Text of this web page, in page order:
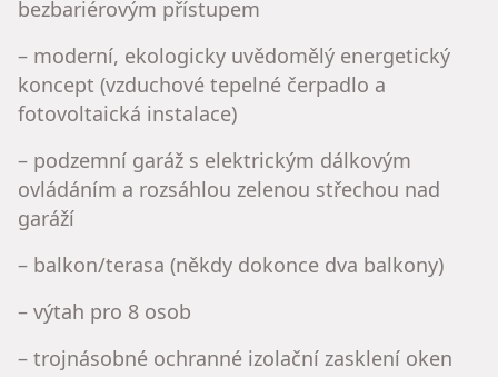
bezbariérovým přístupem
– moderní, ekologicky uvědomělý energetický
koncept (vzduchové tepelné čerpadlo a
fotovoltaická instalace)
– podzemní garáž s elektrickým dálkovým
ovládáním a rozsáhlou zelenou střechou nad
garáží
– balkon/terasa (někdy dokonce dva balkony)
– výtah pro 8 osob
– trojnásobné ochranné izolační zasklení oken